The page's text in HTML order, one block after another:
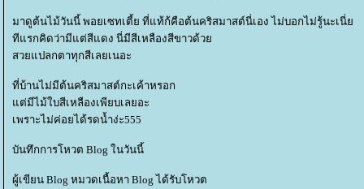
มาดูต้นไม้วันนี้ พอยเซทเตี้ย ที่แท้ก้คือต้นคริสมาสต์นี่เอง ไม่บอกไม่รู้นะเนี่
ทีแรกคิดว่ามีแต่สีแดง นี่มีสีเหลืองสีขาวด้ว
สวยแปลกตาทุกสีเลยเนอะ
ที่บ้านไม่มีต้นคริสมาสต์กะเค้าหรอก
ต่มีไม้ใบสีเหลืองเพียบเลยอะ
เพราะไม่ค่อยได้รดน้ำง่ะ555
บันทึกการโหวต Blog ในวันนี้
ผู้เขียน Blog หมวดเนื้อหา Blog ได้รับโหวต